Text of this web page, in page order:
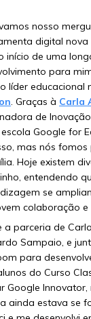
nosso
digital nova
início de uma
para
líder educacional
. Graças à Carla
de
Google for
mas nós
Hoje existem
entendendo
se
colaboração e
a parceria de
Sampaio, e
para
do Curso
Google Innovator,
ainda estava se